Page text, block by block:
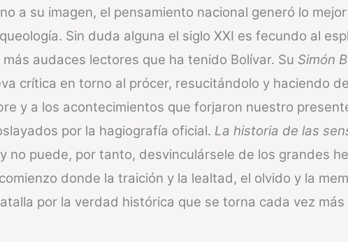
a su imagen, el pensamiento nacional generó lo
Sin duda alguna el siglo XXI es fecundo al
audaces lectores que ha tenido Bolívar. Su Simón
crítica en torno al prócer, resucitándolo y haciendo
y a los acontecimientos que forjaron nuestro
por la hagiografía oficial. La historia de las
puede, por tanto, desvinculársele de los grandes
donde la traición y la lealtad, el olvido y la
por la verdad histórica que se torna cada vez